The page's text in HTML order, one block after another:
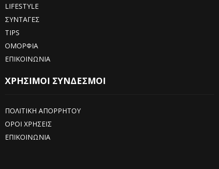
LIFESTYLE
ΣΥΝΤΑΓΕΣ
TIPS
ΟΜΟΡΦΙΑ
ΕΠΙΚΟΙΝΩΝΙΑ
ΧΡΗΣΙΜΟΙ ΣΥΝΔΕΣΜΟΙ
ΠΟΛΙΤΙΚΗ ΑΠΟΡΡΗΤΟΥ
ΟΡΟΙ ΧΡΗΣΕΙΣ
ΕΠΙΚΟΙΝΩΝΙΑ